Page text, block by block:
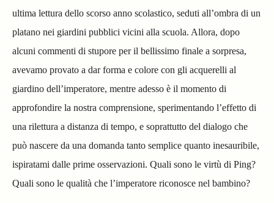
ultima lettura dello scorso anno scolastico, seduti all’ombra di un
platano nei giardini pubblici vicini alla scuola. Allora, dopo
alcuni commenti di stupore per il bellissimo finale a sorpresa,
avevamo provato a dar forma e colore con gli acquerelli al
giardino dell’imperatore, mentre adesso è il momento di
approfondire la nostra comprensione, sperimentando l’effetto di
una rilettura a distanza di tempo, e soprattutto del dialogo che
può nascere da una domanda tanto semplice quanto inesauribile,
ispiratami dalle prime osservazioni. Quali sono le virtù di Ping?
Quali sono le qualità che l’imperatore riconosce nel bambino?